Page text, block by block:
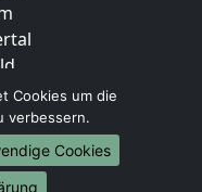
Cookies um die
verbessern.
Cookies